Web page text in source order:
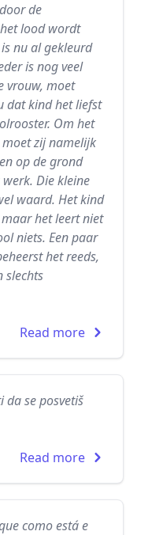
de
lood wordt
nu al gekleurd
is nog veel
vrouw, moet
dat kind het liefst
Om het
zij namelijk
op de grond
Die kleine
waard. Het kind
het leert niet
niets. Een paar
het reeds,
slechts
Read more
da se posvetiš
Read more
como está e